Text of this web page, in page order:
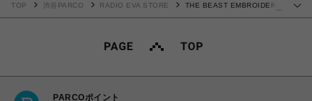
TOP 渋谷PARCO RADIO EVA STORE
THE BEAST EMBROIDERY
PARCOポイント